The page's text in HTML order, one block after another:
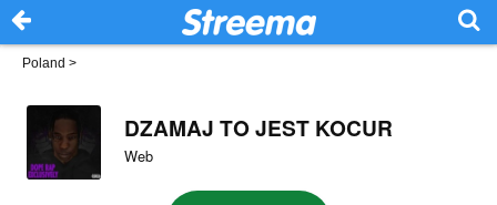
Poland >
DZAMAJ TO JEST KOCUR
Web